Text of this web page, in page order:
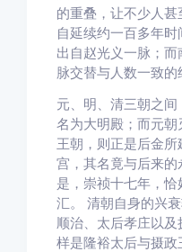
的重叠，让不少人
自延续约一百多年
出自赵光义一脉；
脉交替与人数一致的
元、明、清三朝之
名为大明殿；而元
王朝，则正是后金
宫，其名竟与后来
是，崇祯十七年，
汇。 清朝自身的兴
顺治、太后孝庄以
样是隆裕太后与摄